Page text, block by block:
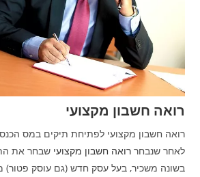
רואה חשבון מקצועי
רואה חשבון מקצועי לפתיחת תיקים במס
לאחר שנבחררואה חשבון מקצועי שבחר את